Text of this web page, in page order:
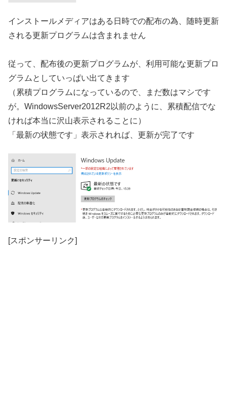
インストールメディアはある日時での配布の為、随時更新
される更新プログラムは含まれません
従って、配布後の更新プログラムが、利用可能な更新プロ
グラムとしていっぱい出てきます
（累積プログラムになっているので、まだ数はマシです
が。WindowsServer2012R2以前のように、累積配信でな
ければ本当に沢山表示されることに）
「最新の状態です」表示されれば、更新が完了です
[スポンサーリンク]